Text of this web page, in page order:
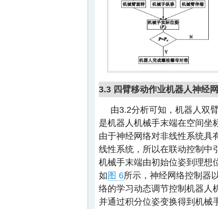
3.3 四臂移动作业机器人神经
由3.2分析可知，机器人双
是机器人机械手末端在空间坐
由于神经网络对非线性系统具
线性系统，所以在联动控制中
机械手末端由初始位姿到理想
如图 6所示，神经网络控制器
络的学习动态调节控制机器人
并通过积分位姿变换得到机械